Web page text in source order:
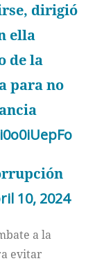
dirigió
ella
de la
para no
10, 2024
a la
evitar